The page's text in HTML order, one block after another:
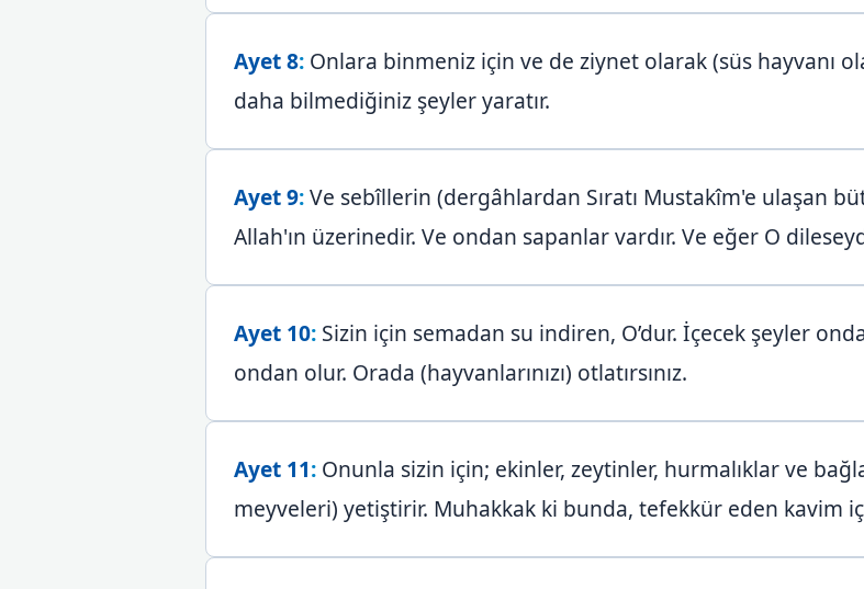
Ayet 8: Onlara binmeniz için ve de ziynet olarak (süs hayvanı
daha bilmediğiniz şeyler yaratır.
Ayet 9:Ve sebîllerin (dergâhlardan Sıratı Mustakîm'e ulaşan
Allah'ın üzerinedir. Ve ondan sapanlar vardır. Ve eğer O
Ayet 10: Sizin için semadan su indiren, O’dur. İçecek şeyler
ondan olur. Orada (hayvanlarınızı) otlatırsınız.
Ayet 11: Onunla sizin için; ekinler, zeytinler, hurmalıklar ve
meyveleri) yetiştirir. Muhakkak ki bunda, tefekkür eden kavim